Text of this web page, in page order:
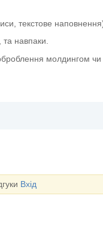
текстове
та навпаки.
молдингом
Вхід